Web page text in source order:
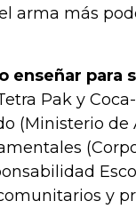
arma más
enseñar para
Pak y
(Ministerio
y